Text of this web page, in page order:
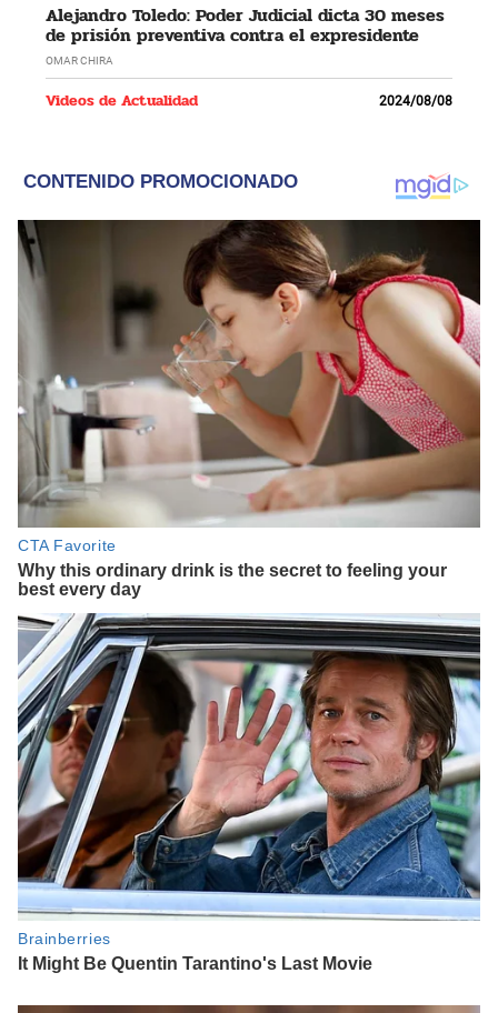
Alejandro Toledo: Poder Judicial dicta 30 meses
de prisión preventiva contra el expresidente
OMAR CHIRA
Videos de Actualidad 2024/08/08